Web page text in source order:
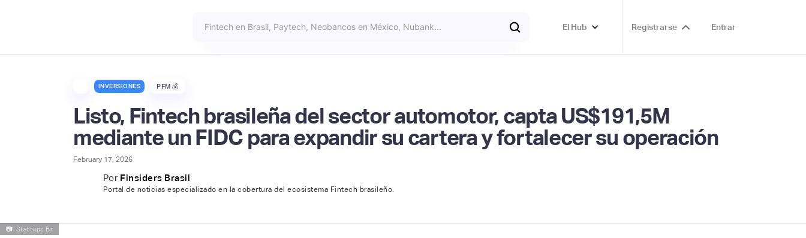
El Hub Registrarse Entrar
INVERSIONES PFM 💰
Listo, Fintech brasileña del sector automotor, capta US$191,5M
mediante un FIDC para expandir su cartera y fortalecer su operación
February 17, 2026
Por Finsiders Brasil
Portal de noticias especializado en la cobertura del ecosistema Fintech brasileño.
📷 Startups Br